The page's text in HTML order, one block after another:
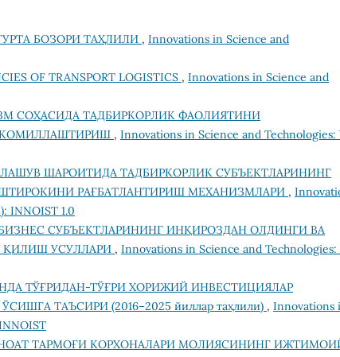
БОЗОРИ ТАҲЛИЛИ , Innovations in Science and
OF TRANSPORT LOGISTICS , Innovations in Science and
СОҲАСИДА ТАДБИРКОРЛИК ФАОЛИЯТИНИ
, Innovations in Science and Technologies:
ШАРОИТИДА ТАДБИРКОРЛИК СУБЪЕКТЛАРИНИНГ
РАҒБАТЛАНТИРИШ МЕХАНИЗМЛАРИ ,
INNOIST 1.0
СУБЪЕКТЛАРИНИНГ ИНҚИРОЗДАН ОЛДИНГИ ВА
ҚИЛИШ УСУЛЛАРИ , Innovations in Science and Technologies:
ТЎҒРИДАН-ТЎҒРИ ХОРИЖИЙ ИНВЕСТИЦИЯЛАР
ТАЪСИРИ (2016–2025 йиллар таҳлили) , Innovations
ТАРМОҒИ КОРХОНАЛАРИ МОЛИЯСИНИНГ